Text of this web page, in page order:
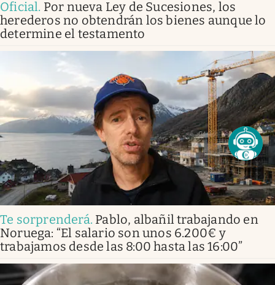
Oficial. Por nueva Ley de Sucesiones, los
herederos no obtendrán los bienes aunque lo
determine el testamento
Te sorprenderá. Pablo, albañil trabajando en
Noruega: “El salario son unos 6.200€ y
trabajamos desde las 8:00 hasta las 16:00”